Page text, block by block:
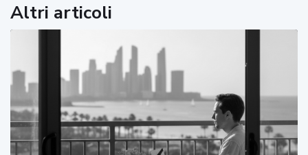
Altri articoli